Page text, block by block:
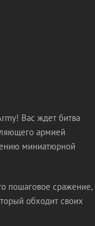
Вас ждет битва
армией
миниатюрной
пошаговое сражение,
обходит своих